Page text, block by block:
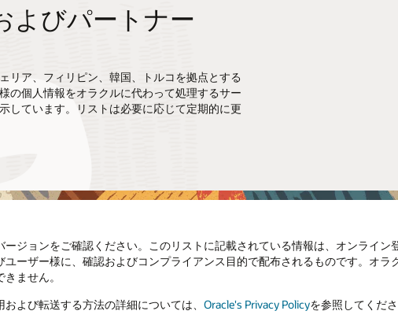
よびパートナー
リア、フィリピン、韓国、トルコを拠点とする
の個人情報をオラクルに代わって処理するサー
しています。リストは必要に応じて定期的に更
ジョンをご確認ください。このリストに記載されている情報は、オンライ
ーザー様に、確認およびコンプライアンス目的で配布されるものです。オ
ません。
よび転送する方法の詳細については、 Oracle's Privacy Policyを参照してくださ